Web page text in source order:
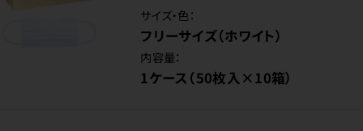
サイズ・色：
フリーサイズ（ホワイト）
内容量：
1ケース（50枚入×10箱）